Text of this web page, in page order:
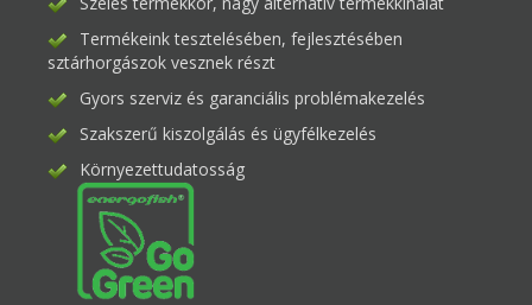
Termékeink tesztelésében, fejlesztésében
sztárhorgászok vesznek részt
Gyors szerviz és garanciális problémakezelés
Szakszerű kiszolgálás és ügyfélkezelés
Környezettudatosság